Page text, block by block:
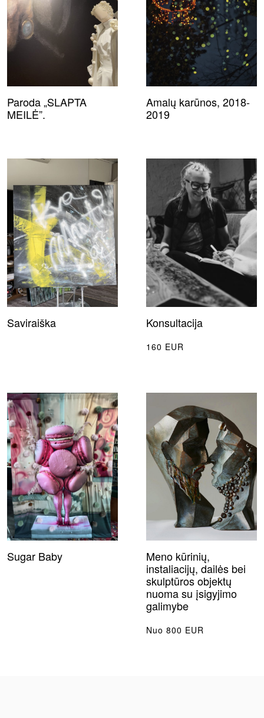
Paroda „SLAPTA
MEILĖ”.
Amalų karūnos, 2018-
2019
Saviraiška Konsultacija
160 EUR
Sugar Baby
Meno kūrinių,
instaliacijų, dailės bei
skulptūros objektų
nuoma su įsigyjimo
galimybe
Nuo 800 EUR